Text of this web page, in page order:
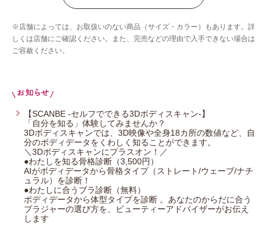
ワコール／らくラクパートナー
アツコマタノ
※店舗によっては、お取扱いのない商品（サイズ・カラー）もあります。詳
しくは店舗にご確認ください。また、完売などの理由で入手できない場合は
ご容赦ください。
【SCANBE -セルフでできる3Dボディスキャン-】
「自分を知る」体験してみませんか？
3Dボディスキャンでは、3D映像や全身18カ所の数値など、自
分のボディデータをくわしく知ることができます。
＼3Dボディスキャンにプラスオン！／
●わたしを知る骨格診断（3,500円）
AIがボディデータから骨格タイプ（ストレート/ウェーブ/ナチ
ュラル）を診断！
●わたしに合うブラ診断（無料）
ボディデータから体型タイプを診断 。あなたのからだに合う
ブラジャーの選び方を、ビューティーアドバイザーがお伝え
します